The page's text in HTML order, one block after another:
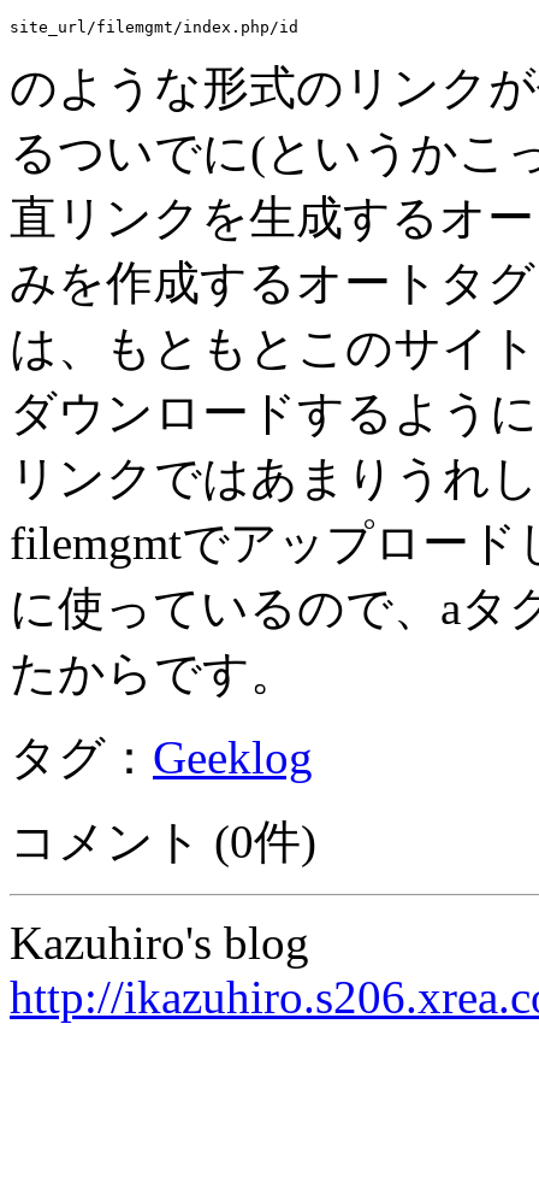
のような形式のリンク
るついでに(というかこ
直リンクを生成するオ
みを作成するオートタ
は、もともとこのサイ
ダウンロードするよう
リンクではあまりうれ
filemgmtでアップロー
に使っているので、aタ
たからです。
タグ： Geeklog
コメント (0件)
Kazuhiro's blog
http://